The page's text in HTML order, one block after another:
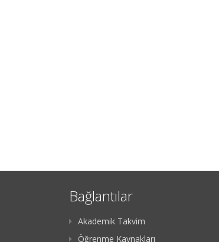
Bağlantılar
Akademik Takvim
Öğrenme Kaynakları